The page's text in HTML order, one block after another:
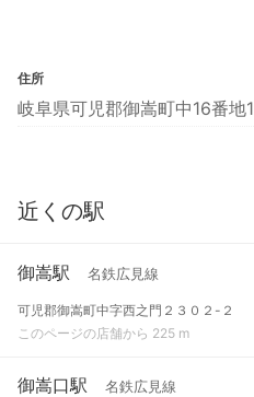
住所
岐阜県可児郡御嵩町中16番地1
近くの駅
御嵩駅 名鉄広見線
可児郡御嵩町中字西之門２３０２-２
このページの店舗から 225 m
御嵩口駅 名鉄広見線